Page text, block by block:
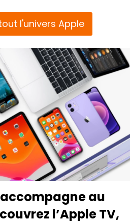
l'univers Apple
au
l’Apple TV,